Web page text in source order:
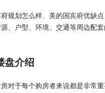
规划怎么样、美的国宾府优缺
、户型、环境、交通等周边配
盘介绍
对于每个购房者来说都是非常